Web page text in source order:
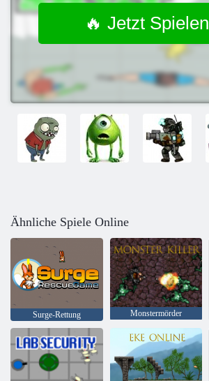
🔥 Jetzt Spielen
Ähnliche Spiele Online
Surge-Rettung Monstermörder